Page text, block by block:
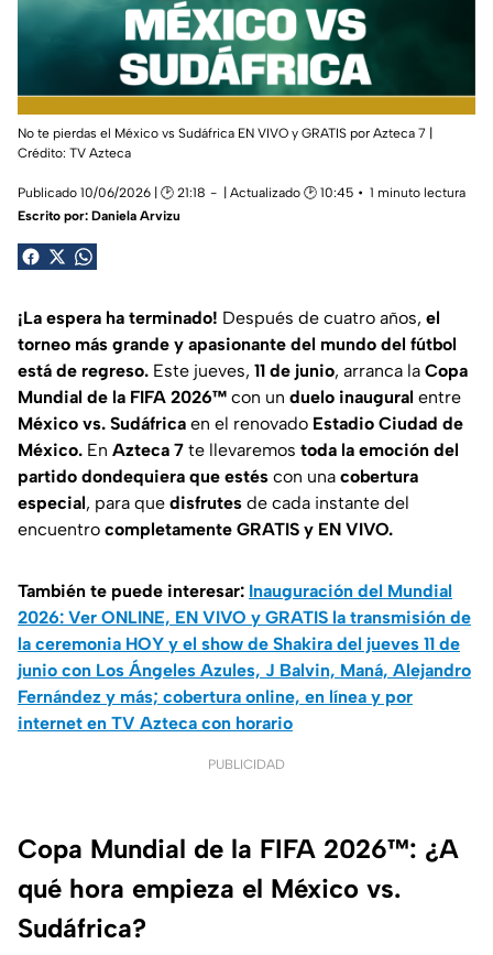
No te pierdas el México vs Sudáfrica EN VIVO y GRATIS por Azteca 7 |
Crédito: TV Azteca
Publicado 10/06/2026 | 🕑 21:18 | Actualizado 🕑 10:45
1 minuto lectura
Escrito por: Daniela Arvizu
¡La espera ha terminado! Después de cuatro años, el
torneo más grande y apasionante del mundo del fútbol
está de regreso. Este jueves, 11 de junio, arranca la Copa
Mundial de la FIFA 2026™ con un duelo inaugural entre
México vs. Sudáfrica en el renovado Estadio Ciudad de
México. En Azteca 7 te llevaremos toda la emoción del
partido dondequiera que estés con una cobertura
especial, para que disfrutes de cada instante del
encuentro completamente GRATIS y EN VIVO.
También te puede interesar: Inauguración del Mundial
2026: Ver ONLINE, EN VIVO y GRATIS la transmisión de
la ceremonia HOY y el show de Shakira del jueves 11 de
junio con Los Ángeles Azules, J Balvin, Maná, Alejandro
Fernández y más; cobertura online, en línea y por
internet en TV Azteca con horario
PUBLICIDAD
Copa Mundial de la FIFA 2026™: ¿A
qué hora empieza el México vs.
Sudáfrica?